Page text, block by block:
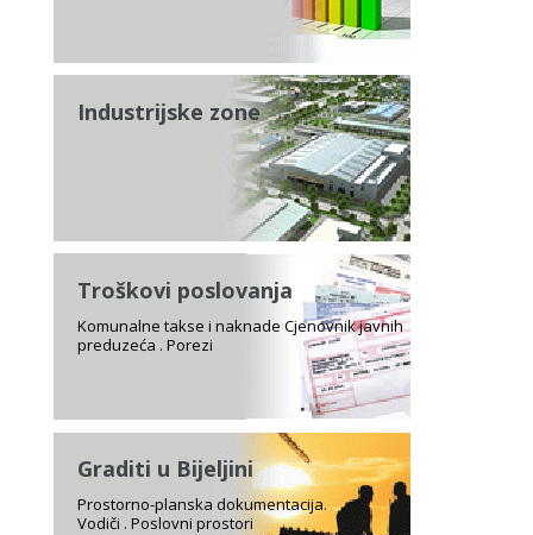
Industrijske zone
Troškovi poslovanja
Komunalne takse i naknade Cjenovnik javnih
preduzeća . Porezi
Graditi u Bijeljini
Prostorno-planska dokumentacija.
Vodiči . Poslovni prostori